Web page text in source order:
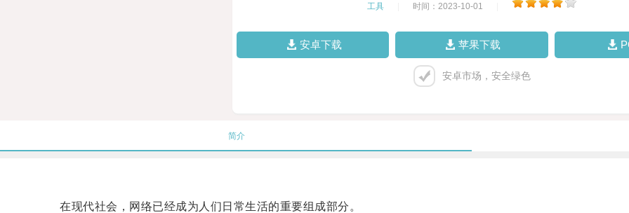
工具 时间：2023-10-01
安卓下载 苹果下载
安卓市场，安全绿色
简介
在现代社会，网络已经成为人们日常生活的重要组成部分。